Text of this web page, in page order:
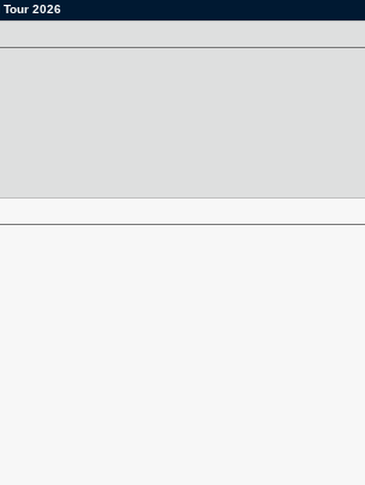
2026